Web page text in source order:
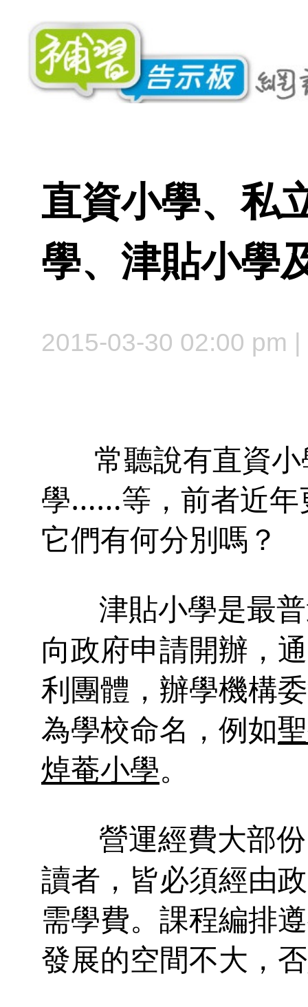
直資小學、私
學、津貼小學
2015-03-30 02:00 pm
常聽說有直資小
學……等，前者近年
它們有何分別嗎？
津貼小學是最
向政府申請開辦，
利團體，辦學機構
為學校命名，例如
焯菴小學。
營運經費大部
讀者，皆必須經由
需學費。課程編排
發展的空間不大，